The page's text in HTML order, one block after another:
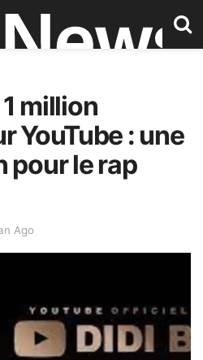
million
YouTube : une
pour le rap
Ago